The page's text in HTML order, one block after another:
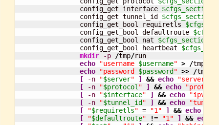
		config_get interface
$cfgs_section
		config_get tunnel_id
$cfgs_section
		config_get_bool requiretls
		config_get_bool defaultroute
		config_get_bool nat
$cfgs_section
		config_get_bool heartbeat
mkdir
-p /tmp/run
echo
"username $username" > /tmp
echo
"password $password " >> /tmp
[
-n "$server" ] && echo "server
[
-n "$protocol " ] && echo
[
-n "$interface" ] && echo
[
-n "$tunnel_id " ] && echo
[
"$requiretls" = "1" ] && echo
[
"$defaultroute" != "1" ] && echo